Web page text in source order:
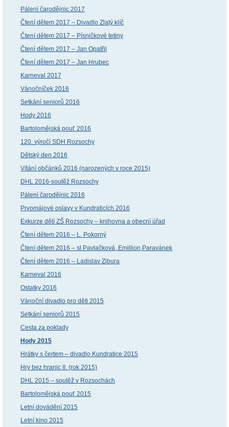
Pálení čarodějnic 2017
Čtení dětem 2017 – Divadlo Zlatý klíč
Čtení dětem 2017 – Písničkové tetiny
Čtení dětem 2017 – Jan Opatřil
Čtení dětem 2017 – Jan Hrubec
Karneval 2017
Vánočníček 2016
Setkání seniorů 2016
Hody 2016
Bartolomějská pouť 2016
120. výročí SDH Rozsochy
Dětský den 2016
Vítání občánků 2016 (narozených v roce 2015)
DHL 2016-soutěž Rozsochy
Pálení čarodějnic 2016
Prvomájové oslavy v Kundraticích 2016
Exkurze dětí ZŠ Rozsochy – knihovna a obecní úřad
Čtení dětem 2016 – L. Pokorný
Čtení dětem 2016 – sl.Pavlačková, Emillion,Paravánek
Čtení dětem 2016 – Ladislav Zibura
Karneval 2016
Ostatky 2016
Vánoční divadlo pro děti 2015
Setkání seniorů 2015
Cesta za poklady
Hody 2015
Hrátky s čertem – divadlo Kundratice 2015
Hry bez hranic II. (rok 2015)
DHL 2015 – soutěž v Rozsochách
Bartolomějská pouť 2015
Letní dovádění 2015
Letní kino 2015